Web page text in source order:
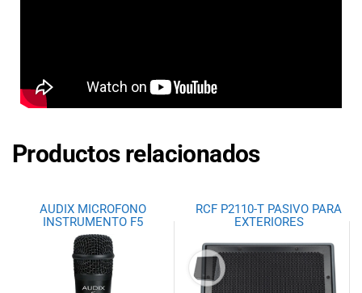
Productos relacionados
AUDIX MICROFONO
INSTRUMENTO F5
RCF P2110-T PASIVO PARA
EXTERIORES